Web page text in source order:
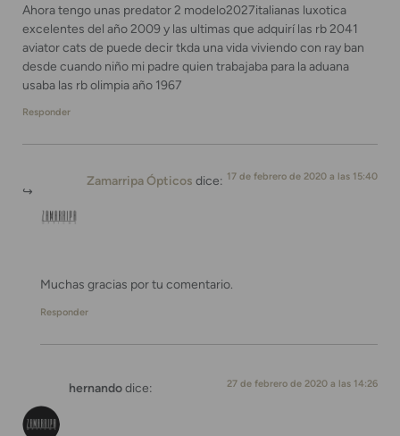
Ahora tengo unas predator 2 modelo2027italianas luxotica
excelentes del año 2009 y las ultimas que adquirí las rb 2041
aviator cats de puede decir tkda una vida viviendo con ray ban
desde cuando niño mi padre quien trabajaba para la aduana
usaba las rb olimpia año 1967
Responder
Zamarripa Ópticos dice: 17 de febrero de 2020 a las 15:40
Muchas gracias por tu comentario.
Responder
hernandodice: 27 de febrero de 2020 a las 14:26